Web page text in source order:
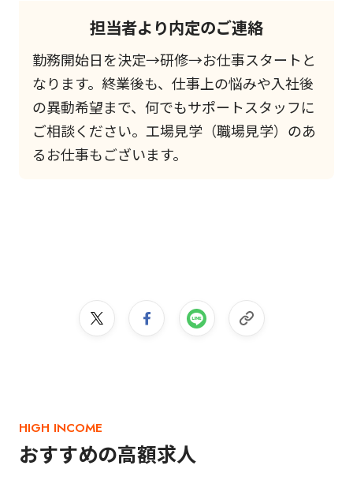
担当者より内定のご連絡
勤務開始日を決定→研修→お仕事スタートと
なります。終業後も、仕事上の悩みや入社後
の異動希望まで、何でもサポートスタッフに
ご相談ください。工場見学（職場見学）のあ
るお仕事もございます。
HIGH INCOME
おすすめの高額求人